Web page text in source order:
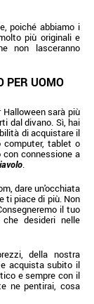
poiché abbiamo i
più originali e
non lasceranno
PER UOMO
sarà più
dal divano. Sì, hai
di acquistare il
computer, tablet o
connessione a
.
dare un'occhiata
ti piace di più. Non
il tuo
desideri nelle
della nostra
acquista subito il
e sempre con il
ne pentirai, cosa